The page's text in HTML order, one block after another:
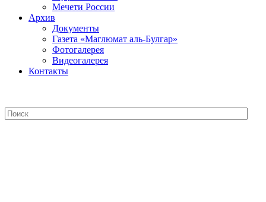
Мечети России
Архив
Документы
Газета «Маглюмат аль-Булгар»
Фотогалерея
Видеогалерея
Контакты